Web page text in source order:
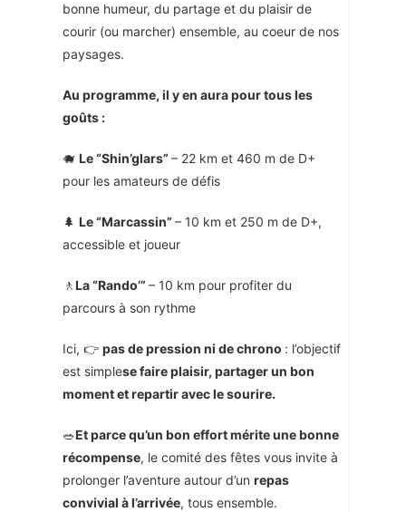
bonne humeur, du partage et du plaisir de
courir (ou marcher) ensemble, au coeur de nos
paysages.
Au programme, il y en aura pour tous les
goûts :
🐗 Le “Shin’glars” – 22 km et 460 m de D+
pour les amateurs de défis
🌲 Le “Marcassin” – 10 km et 250 m de D+,
accessible et joueur
🚶La “Rando’” – 10 km pour profiter du
parcours à son rythme
Ici, 👉 pas de pression ni de chrono : l’objectif
est simplese faire plaisir, partager un bon
moment et repartir avec le sourire.
🥗Et parce qu’un bon effort mérite une bonne
récompense, le comité des fêtes vous invite à
prolonger l’aventure autour d’un repas
convivial à l’arrivée, tous ensemble.